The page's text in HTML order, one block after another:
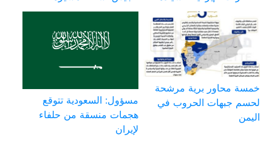
خمسة محاور برية مرشحة
لحسم جبهات الحروب في
اليمن
مسؤول: السعودية تتوقع
هجمات منسقة من حلفاء
لإيران